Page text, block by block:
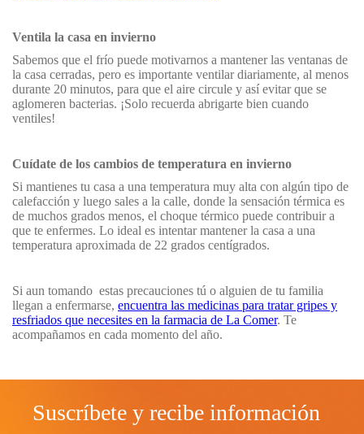
Ventila la casa en invierno
Sabemos que el frío puede motivarnos a mantener las ventanas de
la casa cerradas, pero es importante ventilar diariamente, al menos
durante 20 minutos, para que el aire circule y así evitar que se
aglomeren bacterias. ¡Solo recuerda abrigarte bien cuando
ventiles!
Cuídate de los cambios de temperatura en invierno
Si mantienes tu casa a una temperatura muy alta con algún tipo de
calefacción y luego sales a la calle, donde la sensación térmica es
de muchos grados menos, el choque térmico puede contribuir a
que te enfermes. Lo ideal es intentar mantener la casa a una
temperatura aproximada de 22 grados centígrados.
Si aun tomando estas precauciones tú o alguien de tu familia
llegan a enfermarse, encuentra las medicinas para tratar gripes y
resfriados que necesites en la farmacia de La Comer. Te
acompañamos en cada momento del año.
Suscríbete y recibe información